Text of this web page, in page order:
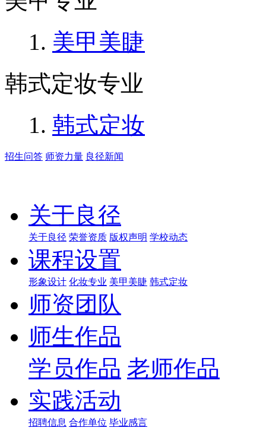
美甲美睫
韩式定妆专业
韩式定妆
招生问答 师资力量 良径新闻
关于良径
关于良径 荣誉资质 版权声明 学校动态
课程设置
形象设计 化妆专业 美甲美睫 韩式定妆
师资团队
师生作品
学员作品 老师作品
实践活动
招聘信息 合作单位 毕业感言